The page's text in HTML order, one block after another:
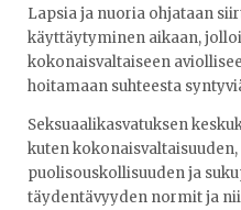
Lapsia ja nuoria ohjataan
käyttäytyminen aikaan,
kokonaisvaltaiseen
hoitamaan suhteesta
Seksuaalikasvatuksen
kuten
puolisouskollisuuden ja
täydentävyyden normit ja